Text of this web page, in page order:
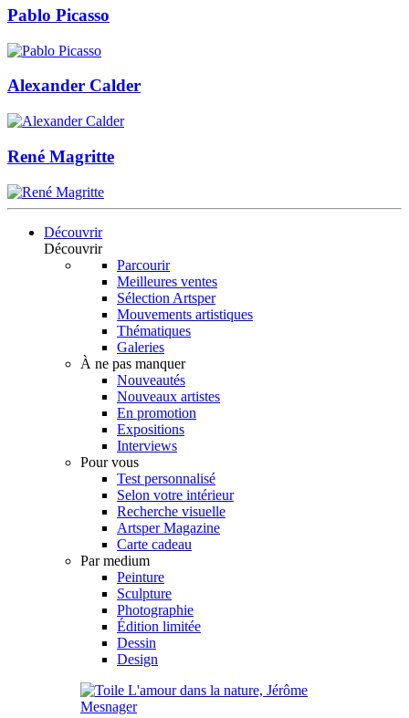
Pablo Picasso
Alexander Calder
René Magritte
Découvrir
Découvrir
Parcourir
Meilleures ventes
Sélection Artsper
Mouvements artistiques
Thématiques
Galeries
À ne pas manquer
Nouveautés
Nouveaux artistes
En promotion
Expositions
Interviews
Pour vous
Test personnalisé
Selon votre intérieur
Recherche visuelle
Artsper Magazine
Carte cadeau
Par medium
Peinture
Sculpture
Photographie
Édition limitée
Dessin
Design